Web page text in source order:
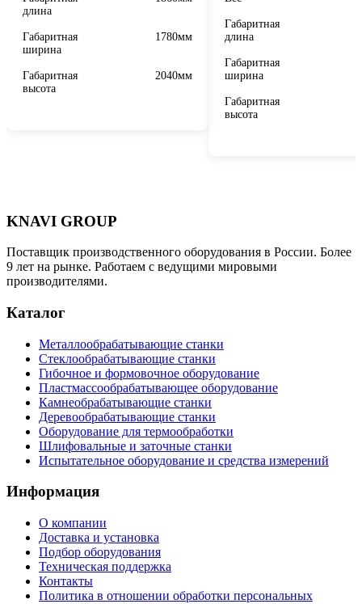
длина
Габаритная
ширина
1780мм
Габаритная
высота
2040мм
Габаритная
длина
Габаритная
ширина
Габаритная
высота
KNAVI GROUP
Поставщик производственного оборудования в России. Более
9 лет на рынке. Работаем с ведущими мировыми
производителями.
Каталог
Металлообрабатывающие станки
Стеклообрабатывающие станки
Гибочное и формовочное оборудование
Пластмассообрабатывающее оборудование
Камнеобрабатывающие станки
Деревообрабатывающие станки
Оборудование для термообработки
Шлифовальные и заточные станки
Испытательное оборудование и средства измерений
Информация
О компании
Доставка и установка
Подбор оборудования
Техническая поддержка
Контакты
Политика в отношении обработки персональных